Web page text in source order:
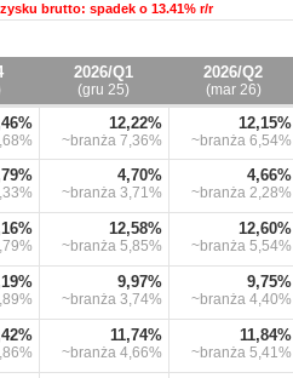
brutto: spadek o 13.41% r/r
2026/Q1
(gru 25)
2026/Q2
(mar 26)
12,22%
~branża 7,36%
12,15%
~branża 6,54%
4,70%
~branża 3,71%
4,66%
~branża 2,28%
12,58%
~branża 5,85%
12,60%
~branża 5,54%
9,97%
~branża 3,74%
9,75%
~branża 4,40%
11,74%
~branża 4,66%
11,84%
~branża 5,41%